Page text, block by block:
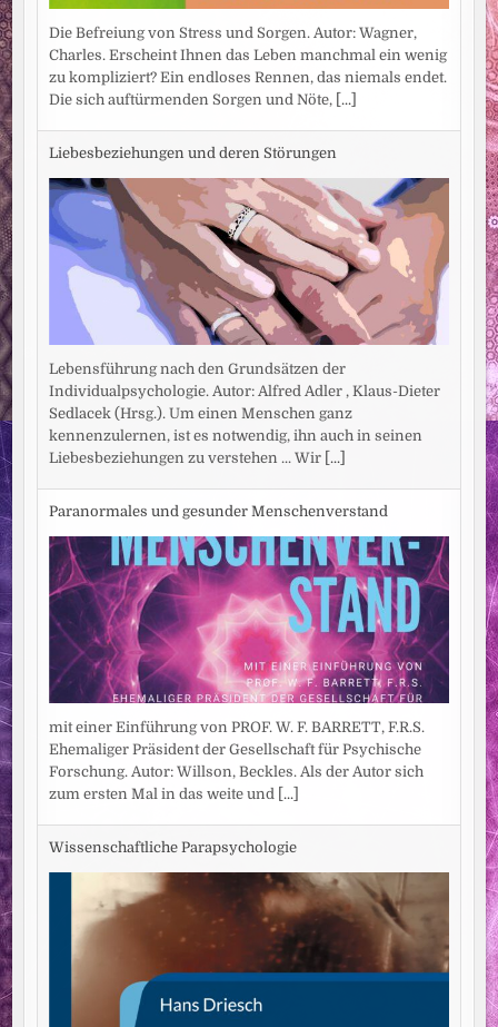
Die Befreiung von Stress und Sorgen. Autor: Wagner,
Charles. Erscheint Ihnen das Leben manchmal ein wenig
zu kompliziert? Ein endloses Rennen, das niemals endet.
Die sich auftürmenden Sorgen und Nöte, [...]
Liebesbeziehungen und deren Störungen
Lebensführung nach den Grundsätzen der
Individualpsychologie. Autor: Alfred Adler , Klaus-Dieter
Sedlacek (Hrsg.). Um einen Menschen ganz
kennenzulernen, ist es notwendig, ihn auch in seinen
Liebesbeziehungen zu verstehen ... Wir [...]
Paranormales und gesunder Menschenverstand
mit einer Einführung von PROF. W. F. BARRETT, F.R.S.
Ehemaliger Präsident der Gesellschaft für Psychische
Forschung. Autor: Willson, Beckles. Als der Autor sich
zum ersten Mal in das weite und [...]
Wissenschaftliche Parapsychologie